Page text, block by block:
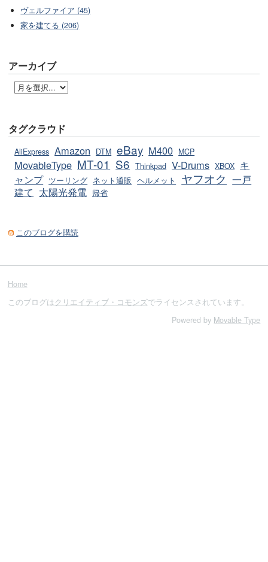
ヴェルファイア (45)
家を建てる (206)
アーカイブ
タグクラウド
AliExpress Amazon DTM eBay M400 MCP
MovableType MT-01 S6 Thinkpad V-Drums XBOX キ
ャンプ ツーリング ネット通販 ヘルメット ヤフオク 一戸
建て 太陽光発電 帰省
このブログを購読
Home
このブログはクリエイティブ・コモンズでライセンスされています。
Powered by Movable Type